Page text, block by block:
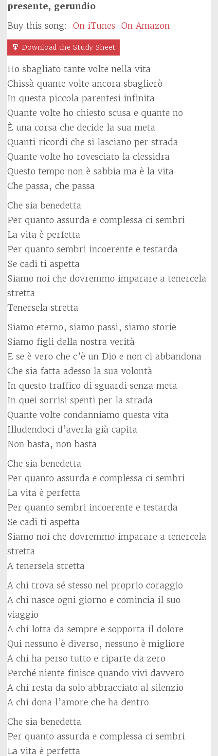
presente, gerundio
Buy this song: On iTunes On Amazon
Download the Study Sheet
Ho sbagliato tante volte nella vita
Chissà quante volte ancora sbaglierò
In questa piccola parentesi infinita
Quante volte ho chiesto scusa e quante no
È una corsa che decide la sua meta
Quanti ricordi che si lasciano per strada
Quante volte ho rovesciato la clessidra
Questo tempo non è sabbia ma è la vita
Che passa, che passa
Che sia benedetta
Per quanto assurda e complessa ci sembri
La vita è perfetta
Per quanto sembri incoerente e testarda
Se cadi ti aspetta
Siamo noi che dovremmo imparare a tenercela
stretta
Tenersela stretta
Siamo eterno, siamo passi, siamo storie
Siamo figli della nostra verità
E se è vero che c’è un Dio e non ci abbandona
Che sia fatta adesso la sua volontà
In questo traffico di sguardi senza meta
In quei sorrisi spenti per la strada
Quante volte condanniamo questa vita
Illudendoci d’averla già capita
Non basta, non basta
Che sia benedetta
Per quanto assurda e complessa ci sembri
La vita è perfetta
Per quanto sembri incoerente e testarda
Se cadi ti aspetta
Siamo noi che dovremmo imparare a tenercela
stretta
A tenersela stretta
A chi trova sé stesso nel proprio coraggio
A chi nasce ogni giorno e comincia il suo
viaggio
A chi lotta da sempre e sopporta il dolore
Qui nessuno è diverso, nessuno è migliore
A chi ha perso tutto e riparte da zero
Perché niente finisce quando vivi davvero
A chi resta da solo abbracciato al silenzio
A chi dona l’amore che ha dentro
Che sia benedetta
Per quanto assurda e complessa ci sembri
La vita è perfetta